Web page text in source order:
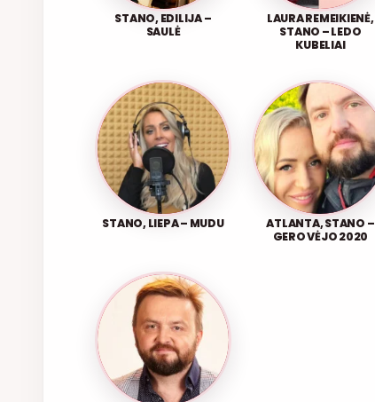
STANO, EDILIJA –
SAULĖ
LAURA REMEIKIENĖ,
STANO – LEDO
KUBELIAI
STANO, LIEPA – MUDU
ATLANTA, STANO –
GERO VĖJO 2020